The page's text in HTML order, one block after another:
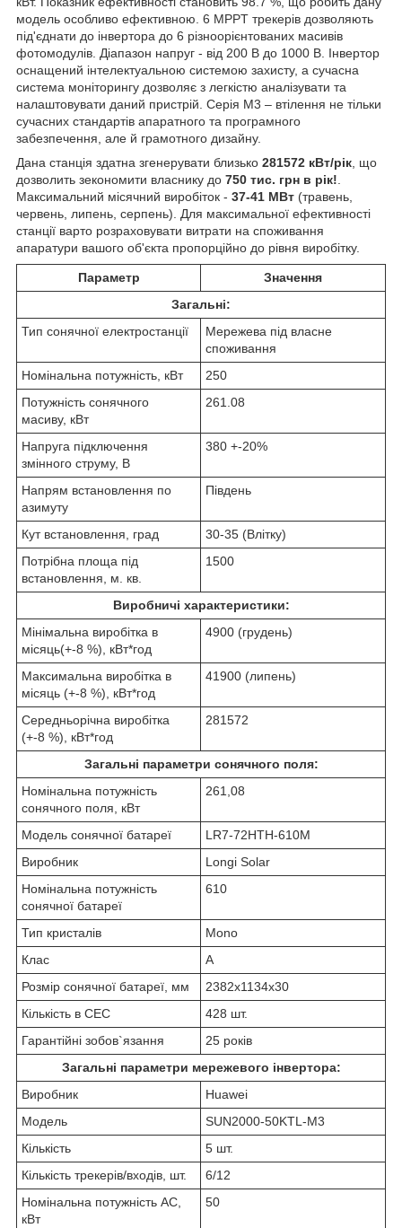
модель особливо ефективною. 6 MPPT трекерів дозволяють
під'єднати до інвертора до 6 різноорієнтованих масивів
фотомодулів. Діапазон напруг - від 200 В до 1000 В. Інвертор
оснащений інтелектуальною системою захисту, а сучасна
система моніторингу дозволяє з легкістю аналізувати та
налаштовувати даний пристрій. Серія M3 – втілення не тільки
сучасних стандартів апаратного та програмного
забезпечення, але й грамотного дизайну.
Дана станція здатна згенерувати близько 281572 кВт/рік, що
дозволить зекономити власнику до 750 тис. грн в рік!.
Максимальний місячний виробіток - 37-41 МВт (травень,
червень, липень, серпень). Для максимальної ефективності
станції варто розраховувати витрати на споживання
апаратури вашого об'єкта пропорційно до рівня виробітку.
Параметр
Значення
Загальні:
Тип сонячної електростанції
Мережева під власне
споживання
Номінальна потужність, кВт
250
Потужність сонячного
масиву, кВт
261.08
Напруга підключення
змінного струму, В
380 +-20%
Напрям встановлення по
азимуту
Південь
Кут встановлення, град
30-35 (Влітку)
Потрібна площа під
встановлення, м. кв.
1500
Виробничі характеристики:
Мінімальна виробітка в
місяць(+-8 %), кВт*год
4900 (грудень)
Максимальна виробітка в
місяць (+-8 %), кВт*год
41900 (липень)
Середньорічна виробітка
(+-8 %), кВт*год
281572
Загальні параметри сонячного поля:
Номінальна потужність
сонячного поля, кВт
261,08
Модель сонячної батареї
LR7-72HTH-610M
Виробник
Longi Solar
Номінальна потужність
сонячної батареї
610
Тип кристалів
Mono
Клас
A
Розмір сонячної батареї, мм
2382х1134х30
Кількість в СЕС
428 шт.
Гарантійні зобов`язання
25 років
Загальні параметри мережевого інвертора:
Виробник
Huawei
Модель
SUN2000-50KTL-M3
Кількість
5 шт.
Кількість трекерів/входів, шт.
6/12
Номінальна потужність АС,
кВт
50